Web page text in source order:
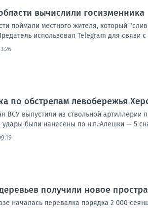
вычислили госизменника
поймали местного жителя, который
использовал Telegram для связи
по обстрелам левобережья
ВСУ выпустили из ствольной артиллерии
удары были нанесены по н.п.:Алешки — 5
получили новое
началась перевалка порядка 2 000